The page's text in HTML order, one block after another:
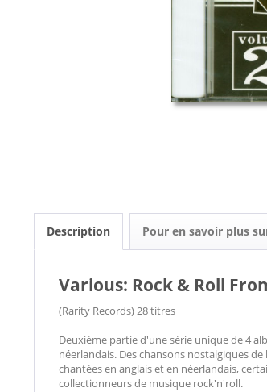
Description Pour en savoir plus
Various: Rock & Roll
(Rarity Records) 28 titres
Deuxième partie d'une série unique de 4
néerlandais. Des chansons nostalgiques
chantées en anglais et en néerlandais,
collectionneurs de musique rock'n'roll.